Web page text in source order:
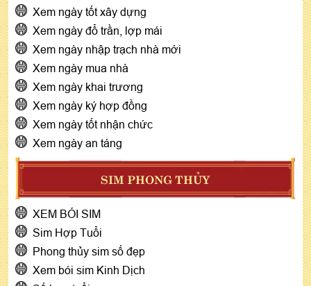
Xem ngày tốt xây dựng
Xem ngày đổ trần, lợp mái
Xem ngày nhập trạch nhà mới
Xem ngày mua nhà
Xem ngày khai trương
Xem ngày ký hợp đồng
Xem ngày tốt nhận chức
Xem ngày an táng
SIM PHONG THỦY
XEM BÓI SIM
Sim Hợp Tuổi
Phong thủy sim số đẹp
Xem bói sim Kinh Dịch